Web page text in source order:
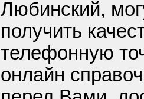
Любинский,
получить
телефонную
онлайн